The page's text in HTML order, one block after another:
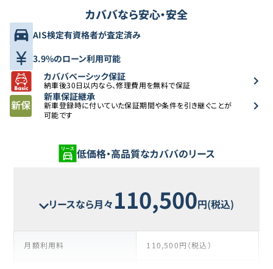
カババなら安心・安全
AIS検定有資格者が査定済み
3.9%のローン利用可能
カババベーシック保証
納車後30日以内なら、修理費用を無料で保証
新車保証継承
新車登録時に付いていた保証期間や条件を引き継ぐことが
可能です
低価格・高品質なカババのリース
リースなら月々 110,500円(税込)
月額利用料 110,500円（税込）